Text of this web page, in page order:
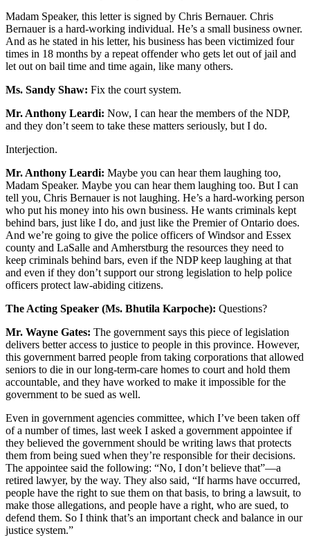
Madam Speaker, this letter is signed by Chris Bernauer. Chris
Bernauer is a hard-working individual. He’s a small business owner.
And as he stated in his letter, his business has been victimized four
times in 18 months by a repeat offender who gets let out of jail and
let out on bail time and time again, like many others.
Ms. Sandy Shaw: Fix the court system.
Mr. Anthony Leardi: Now, I can hear the members of the NDP,
and they don’t seem to take these matters seriously, but I do.
Interjection.
Mr. Anthony Leardi: Maybe you can hear them laughing too,
Madam Speaker. Maybe you can hear them laughing too. But I can
tell you, Chris Bernauer is not laughing. He’s a hard-working person
who put his money into his own business. He wants criminals kept
behind bars, just like I do, and just like the Premier of Ontario does.
And we’re going to give the police officers of Windsor and Essex
county and LaSalle and Amherstburg the resources they need to
keep criminals behind bars, even if the NDP keep laughing at that
and even if they don’t support our strong legislation to help police
officers protect law-abiding citizens.
The Acting Speaker (Ms. Bhutila Karpoche): Questions?
Mr. Wayne Gates: The government says this piece of legislation
delivers better access to justice to people in this province. However,
this government barred people from taking corporations that allowed
seniors to die in our long-term-care homes to court and hold them
accountable, and they have worked to make it impossible for the
government to be sued as well.
Even in government agencies committee, which I’ve been taken off
of a number of times, last week I asked a government appointee if
they believed the government should be writing laws that protects
them from being sued when they’re responsible for their decisions.
The appointee said the following: “No, I don’t believe that”—a
retired lawyer, by the way. They also said, “If harms have occurred,
people have the right to sue them on that basis, to bring a lawsuit, to
make those allegations, and people have a right, who are sued, to
defend them. So I think that’s an important check and balance in our
justice system.”